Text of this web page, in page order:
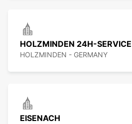
HOLZMINDEN 24H-SERVICE
HOLZMINDEN - GERMANY
EISENACH